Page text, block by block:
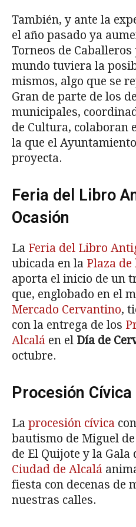
También, y ante la
el año pasado ya
Torneos de
mundo tuviera la
mismos, algo que se
Gran de parte de los
municipales,
de Cultura, colaboran
la que el
proyecta.
Feria del Libro
Ocasión
La Feria del Libro
ubicada en la Plaza
aporta el inicio de un
que, englobado en el
Mercado Cervantino,
con la entrega de los
Alcalá en el Día de
octubre.
Procesión Cívica
La procesión cívica
bautismo de Miguel
de El Quijote y la Gala
Ciudad de Alcalá
fiesta con decenas de
nuestras calles.